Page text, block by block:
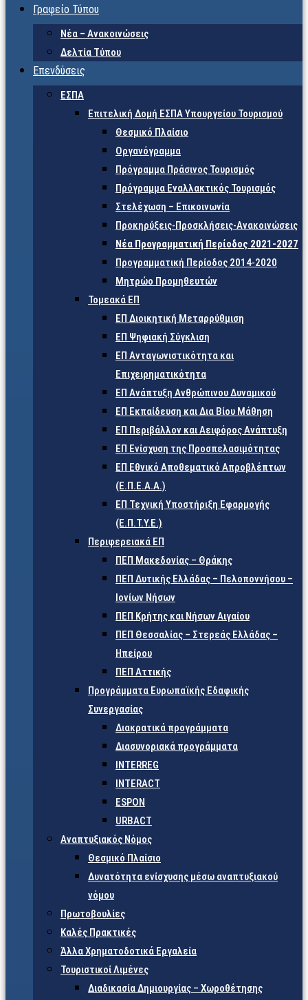
Γραφείο Τύπου
Νέα – Ανακοινώσεις
Δελτία Τύπου
Επενδύσεις
ΕΣΠΑ
Επιτελική Δομή ΕΣΠΑ Υπουργείου Τουρισμού
Θεσμικό Πλαίσιο
Οργανόγραμμα
Πρόγραμμα Πράσινος Τουρισμός
Πρόγραμμα Εναλλακτικός Τουρισμός
Στελέχωση – Επικοινωνία
Προκηρύξεις-Προσκλήσεις-Ανακοινώσεις
Νέα Προγραμματική Περίοδος 2021-2027
Προγραμματική Περίοδος 2014-2020
Μητρώο Προμηθευτών
Τομεακά ΕΠ
ΕΠ Διοικητική Μεταρρύθμιση
ΕΠ Ψηφιακή Σύγκλιση
ΕΠ Ανταγωνιστικότητα και
Επιχειρηματικότητα
ΕΠ Ανάπτυξη Ανθρώπινου Δυναμικού
ΕΠ Εκπαίδευση και Δια Βίου Μάθηση
ΕΠ Περιβάλλον και Αειφόρος Ανάπτυξη
ΕΠ Ενίσχυση της Προσπελασιμότητας
ΕΠ Εθνικό Αποθεματικό Απροβλέπτων
(Ε.Π.Ε.Α.Α.)
ΕΠ Τεχνική Υποστήριξη Εφαρμογής
(Ε.Π.Τ.Υ.Ε.)
Περιφερειακά ΕΠ
ΠΕΠ Μακεδονίας – Θράκης
ΠΕΠ Δυτικής Ελλάδας – Πελοποννήσου –
Ιονίων Νήσων
ΠΕΠ Κρήτης και Νήσων Αιγαίου
ΠΕΠ Θεσσαλίας – Στερεάς Ελλάδας –
Ηπείρου
ΠΕΠ Αττικής
Προγράμματα Ευρωπαϊκής Εδαφικής
Συνεργασίας
Διακρατικά προγράμματα
Διασυνοριακά προγράμματα
INTERREG
INTERACT
ESPON
URBACT
Αναπτυξιακός Νόμος
Θεσμικό Πλαίσιο
Δυνατότητα ενίσχυσης μέσω αναπτυξιακού
νόμου
Πρωτοβουλίες
Καλές Πρακτικές
Άλλα Χρηματοδοτικά Εργαλεία
Τουριστικοί Λιμένες
Διαδικασία Δημιουργίας – Χωροθέτησης